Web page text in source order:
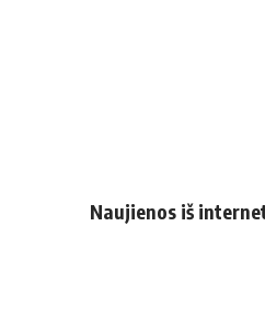
Naujienos iš